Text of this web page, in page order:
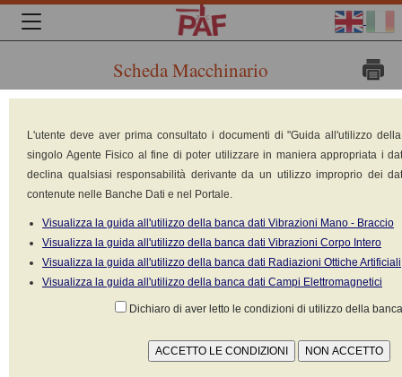
Scheda Macchinario
Medtronic GmbH
Modello: Mag Lite Dantec
Tipologia: Elettromedicali: stimolatori transcranici
Alimentazione: Elettrica 220V-380V
L'utente deve aver prima consultato i documenti di "Guida all'utilizzo
singolo Agente Fisico al fine di poter utilizzare in maniera appropriata i
declina qualsiasi responsabilità derivante da un utilizzo improprio dei
contenute nelle Banche Dati e nel Portale.
Visualizza la guida all'utilizzo della banca dati Vibrazioni Mano - Braccio
Visualizza la guida all'utilizzo della banca dati Vibrazioni Corpo Intero
Visualizza la guida all'utilizzo della banca dati Radiazioni Ottiche Artificiali
Visualizza la guida all'utilizzo della banca dati Campi Elettromagnetici
Dichiaro di aver letto le condizioni di utilizzo della